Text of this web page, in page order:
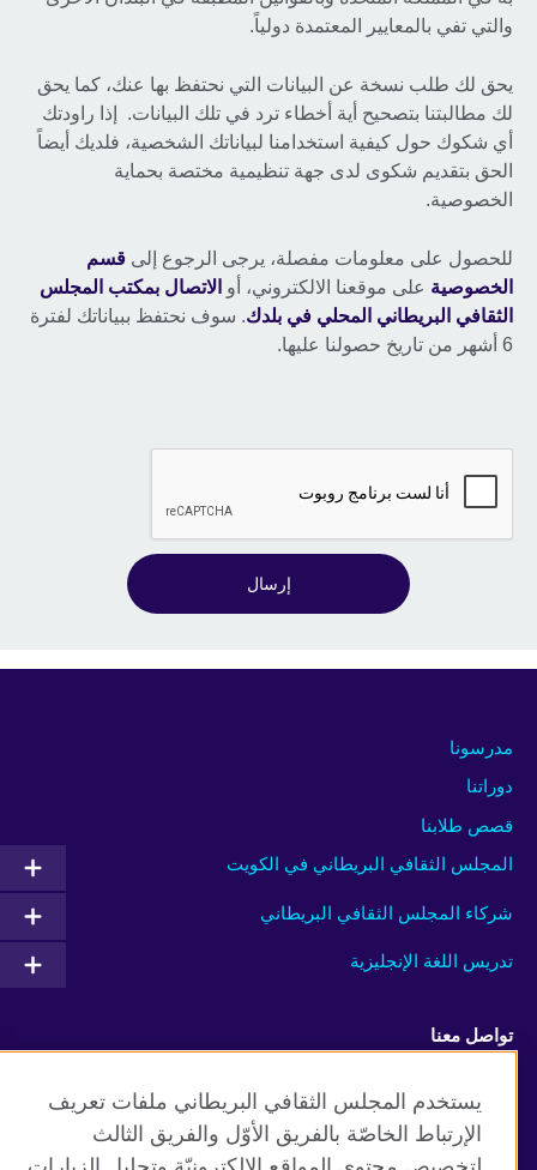
والتي تفي بالمعايير المعتمدة دولياً.
يحق لك طلب نسخة عن البيانات التي نحتفظ بها عنك، كما يحق
لك مطالبتنا بتصحيح أية أخطاء ترد في تلك البيانات. إذا راودتك
أي شكوك حول كيفية استخدامنا لبياناتك الشخصية، فلديك أيضاً
الحق بتقديم شكوى لدى جهة تنظيمية مختصة بحماية
الخصوصية.
للحصول على معلومات مفصلة، يرجى الرجوع إلى قسم
الخصوصية على موقعنا الالكتروني، أو الاتصال بمكتب المجلس
الثقافي البريطاني المحلي في بلدك. سوف نحتفظ ببياناتك لفترة
6 أشهر من تاريخ حصولنا عليها.
إرسال
مدرسونا
دوراتنا
قصص طلابنا
المجلس الثقافي البريطاني في الكويت
شركاء المجلس الثقافي البريطاني
تدريس اللغة الإنجليزية
تواصل معنا
Facebook Instagram
Twitter TikTok
يستخدم المجلس الثقافي البريطاني ملفات تعريف
الإرتباط الخاصّة بالفريق الأوّل والفريق الثالث